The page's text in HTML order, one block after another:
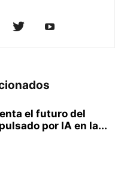
el futuro del
por IA en la...